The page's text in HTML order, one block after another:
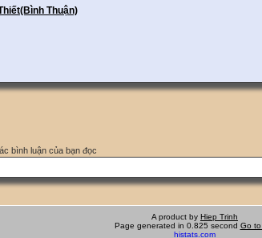
Thuận)
bình luận của bạn đọc
A product by Hiep Trinh
Page generated in 0.825 second Go